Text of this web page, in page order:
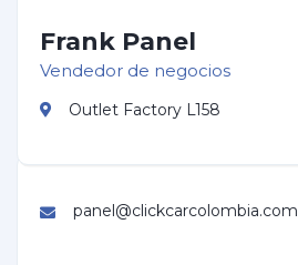
Frank Panel
Vendedor de negocios
Outlet Factory L158
panel@clickcarcolombia.com